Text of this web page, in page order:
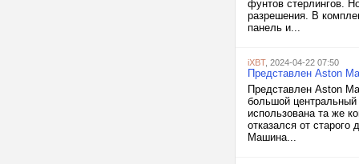
фунтов стерлингов.
разрешения. В
панель и...
iXBT, 2024-04-22 07:50
Представлен Aston
Представлен Aston
большой
использована та же
отказался от старого
Машина...